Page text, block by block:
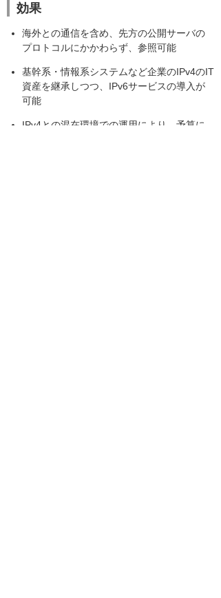
効果
海外との通信を含め、先方の公開サーバの
プロトコルにかかわらず、参照可能
基幹系・情報系システムなど企業のIPv4のIT
資産を継承しつつ、IPv6サービスの導入が
可能
IPv4との混在環境での運用により、予算に